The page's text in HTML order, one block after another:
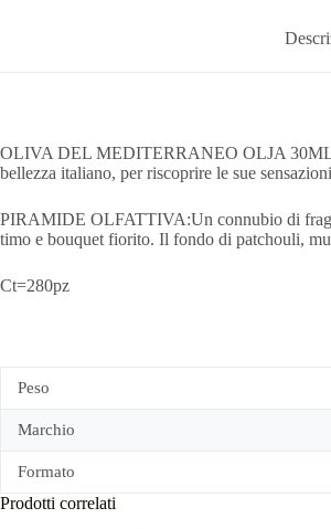
OLIVA DEL MEDITERRANEO OLJA 30ML
bellezza italiano, per riscoprire le sue
PIRAMIDE OLFATTIVA:Un connubio di
timo e bouquet fiorito. Il fondo di patchouli,
Ct=280pz
Peso
Marchio
Formato
Prodotti correlati